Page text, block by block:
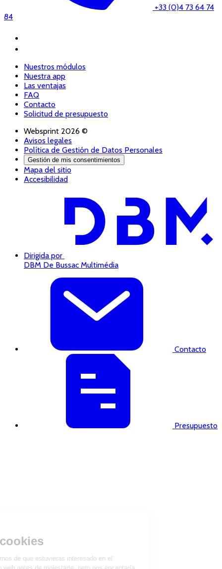
+33 (0)4 73 64 74
84
Nuestros módulos
Nuestra app
Las ventajas
FAQ
Contacto
Solicitud de presupuesto
Websprint 2026 ©
Avisos legales
Política de Gestión de Datos Personales
Gestión de mis consentimientos
Mapa del sitio
Accesibilidad
Dirigida por
DBM De Bussac Multimédia
Contacto
Presupuesto